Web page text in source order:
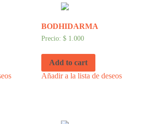
BODHIDARMA
Precio: $1.000
Add to cart
Añadir a la lista de deseos